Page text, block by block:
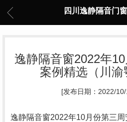
四川逸静隔音门
逸静隔音窗2022年
案例精选（川渝
[发布日期：2022/
逸静隔音窗2022年10月份第三